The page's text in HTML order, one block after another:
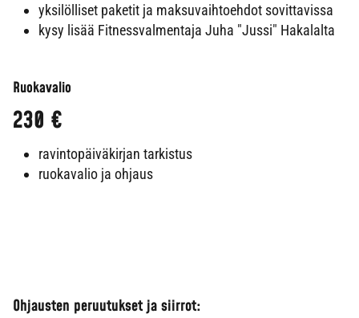
yksilölliset paketit ja maksuvaihtoehdot sovittavissa
kysy lisää Fitnessvalmentaja Juha "Jussi" Hakalalta
Ruokavalio
230 €
ravintopäiväkirjan tarkistus
ruokavalio ja ohjaus
Ohjausten peruutukset ja siirrot: